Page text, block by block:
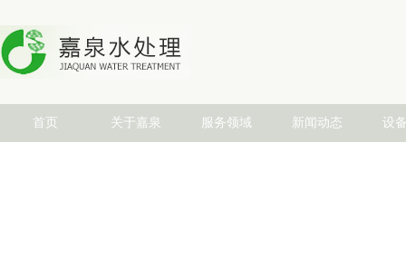
首页 关于嘉泉 服务领域 新闻动态 设